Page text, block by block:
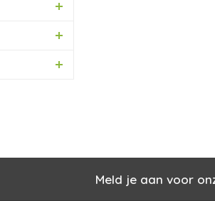
Meld je aan voor